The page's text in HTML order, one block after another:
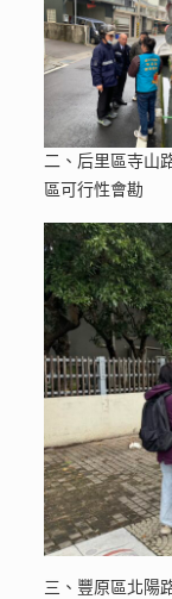
二、后里區寺山
區可行性會勘
三、豐原區北陽